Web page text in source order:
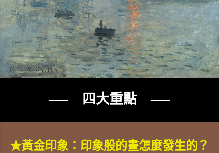
── 四大重點 ──
★黃金印象：印象般的畫怎麼發生的？